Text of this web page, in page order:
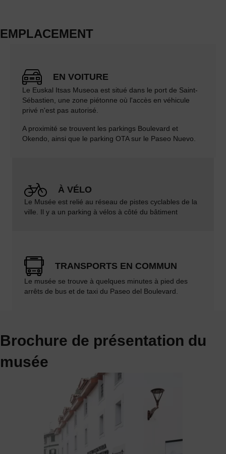
EMPLACEMENT
EN VOITURE
Le Euskal Itsas Museoa est situé dans le port de Saint-
Sébastien, une zone piétonne où l'accès en véhicule
privé n'est pas autorisé.
A proximité se trouvent les parkings Boulevard et
Okendo, ainsi que le parking OTA sur le Paseo Nuevo.
À VÉLO
Le Musée est relié au réseau de pistes cyclables de la
ville. Il y a un parking à vélos à côté du bâtiment
TRANSPORTS EN COMMUN
Le musée se trouve à quelques minutes à pied des
arrêts de bus et de taxi du Paseo del Boulevard.
Brochure de présentation du
musée